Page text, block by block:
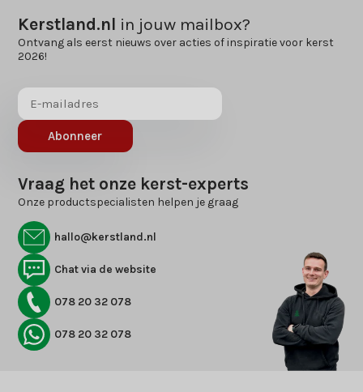
Kerstland.nl in jouw mailbox?
Ontvang als eerst nieuws over acties of inspiratie voor kerst
2026!
Abonneer
Vraag het onze kerst-experts
Onze productspecialisten helpen je graag
hallo@kerstland.nl
Chat via de website
078 20 32 078
078 20 32 078